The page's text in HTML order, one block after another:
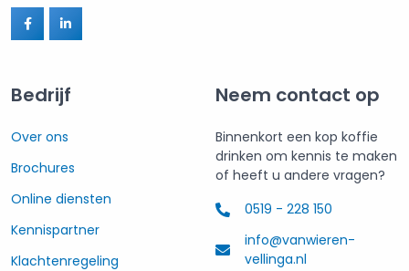
Bedrijf
Over ons
Brochures
Online diensten
Kennispartner
Klachtenregeling
Neem contact op
Binnenkort een kop koffie
drinken om kennis te maken
of heeft u andere vragen?
0519 - 228 150
info@vanwieren-
vellinga.nl